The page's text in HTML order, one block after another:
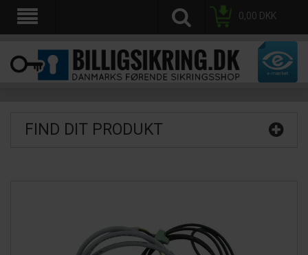
0,00 DKK
FIND DIT PRODUKT